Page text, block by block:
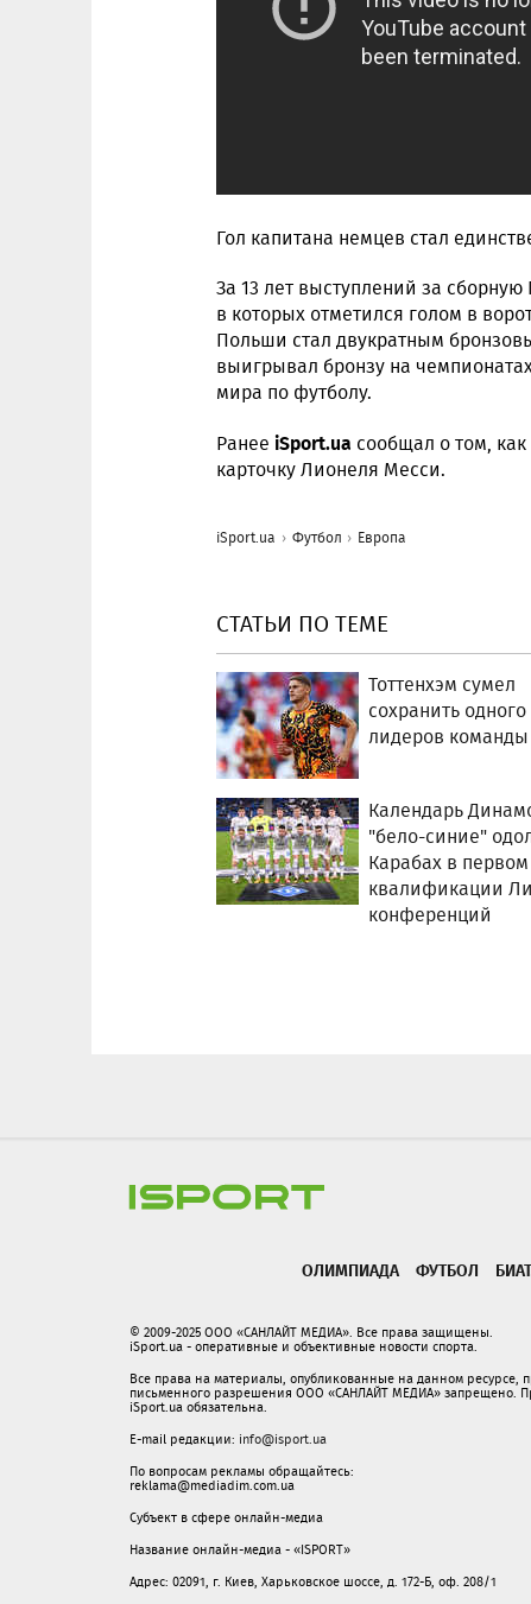
Гол капитана немцев стал
За 13 лет выступлений за
в которых отметился голом в
Польши стал двукратным
выигрывал бронзу на
мира по футболу.
Ранее iSport.ua сообщал о том, как
карточку Лионеля Месси.
iSport.ua Футбол Европа
СТАТЬИ ПО ТЕМЕ
Тоттенхэм сумел
сохранить одного
лидеров команды
Календарь
"бело-синие"
Карабах в
квалификации
конференций
ОЛИМПИАДА ФУТБОЛ
© 2009-2025 ООО «САНЛАЙТ МЕДИА». Все права защищены.
iSport.ua - оперативные и объективные новости спорта.
Все права на материалы, опубликованные на данном
письменного разрешения ООО «САНЛАЙТ МЕДИА» запрещено.
iSport.ua обязательна.
E-mail редакции: info@isport.ua
По вопросам рекламы обращайтесь:
reklama@mediadim.com.ua
Субъект в сфере онлайн-медиа
Название онлайн-медиа - «ISPORT»
Адрес: 02091, г. Киев, Харьковское шоссе, д. 172-Б, оф. 208/1